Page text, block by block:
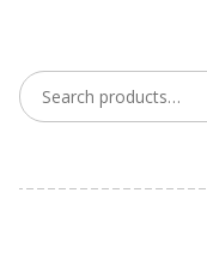
Search for: